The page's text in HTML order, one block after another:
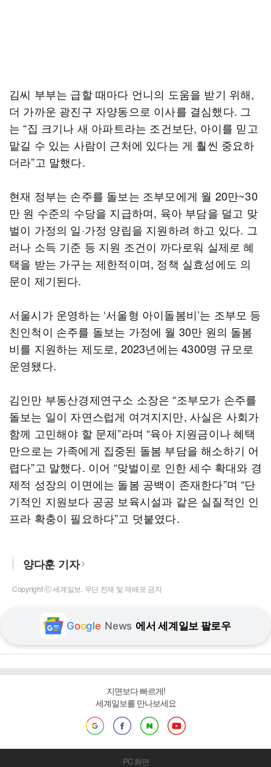
김씨 부부는 급할 때마다 언니의 도움을 받기 위해,
더 가까운 광진구 자양동으로 이사를 결심했다. 그
는 “집 크기나 새 아파트라는 조건보단, 아이를 믿고
맡길 수 있는 사람이 근처에 있다는 게 훨씬 중요하
더라”고 말했다.
현재 정부는 손주를 돌보는 조부모에게 월 20만~30
만 원 수준의 수당을 지급하며, 육아 부담을 덜고 맞
벌이 가정의 일·가정 양립을 지원하려 하고 있다. 그
러나 소득 기준 등 지원 조건이 까다로워 실제로 혜
택을 받는 가구는 제한적이며, 정책 실효성에도 의
문이 제기된다.
서울시가 운영하는 ‘서울형 아이돌봄비’는 조부모 등
친인척이 손주를 돌보는 가정에 월 30만 원의 돌봄
비를 지원하는 제도로, 2023년에는 4300명 규모로
운영됐다.
김인만 부동산경제연구소 소장은 “조부모가 손주를
돌보는 일이 자연스럽게 여겨지지만, 사실은 사회가
함께 고민해야 할 문제”라며 “육아 지원금이나 혜택
만으로는 가족에게 집중된 돌봄 부담을 해소하기 어
렵다”고 말했다. 이어 “맞벌이로 인한 세수 확대와 경
제적 성장의 이면에는 돌봄 공백이 존재한다”며 “단
기적인 지원보다 공공 보육시설과 같은 실질적인 인
프라 확충이 필요하다”고 덧붙였다.
양다훈 기자
Copyright ⓒ 세계일보. 무단 전재 및 재배포 금지
Google News 에서 세계일보 팔로우
지면보다 빠르게!
세계일보를 만나보세요
PC 화면